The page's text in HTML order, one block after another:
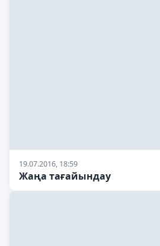
19.07.2016, 18:59
Жаңа тағайындау